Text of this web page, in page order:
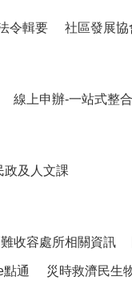
令輯要 社區發展協
線上申辦-一站式整
政及人文課
收容處所相關資訊
點通 災時救濟民生